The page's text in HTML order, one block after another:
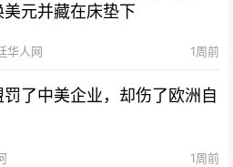
美元并藏在床垫下
华人网 1周前
罚了中美企业，却伤了欧洲自
1周前